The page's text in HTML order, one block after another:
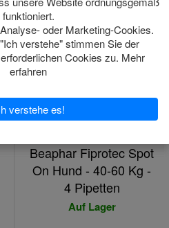
Beaphar Fiprotec Spot
On Hund - 40-60 Kg -
4 Pipetten
Auf Lager